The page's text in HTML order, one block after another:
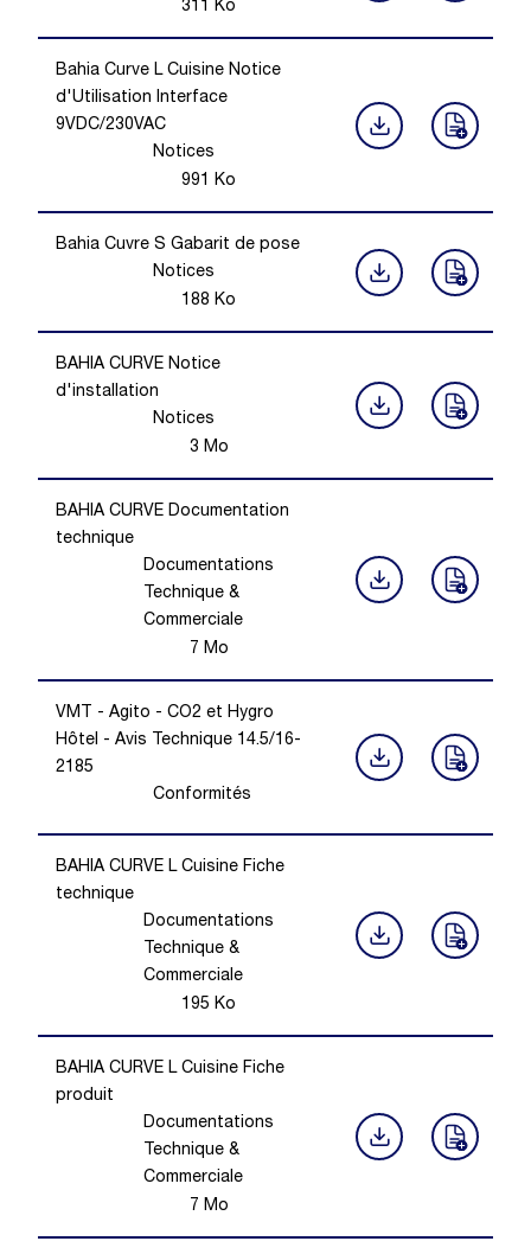
311 Ko
Bahia Curve L Cuisine Notice
d'Utilisation Interface
9VDC/230VAC
Notices
991 Ko
Bahia Cuvre S Gabarit de pose
Notices
188 Ko
BAHIA CURVE Notice
d'installation
Notices
3 Mo
BAHIA CURVE Documentation
technique
Documentations
Technique &
Commerciale
7 Mo
VMT - Agito - CO2 et Hygro
Hôtel - Avis Technique 14.5/16-
2185
Conformités
BAHIA CURVE L Cuisine Fiche
technique
Documentations
Technique &
Commerciale
195 Ko
BAHIA CURVE L Cuisine Fiche
produit
Documentations
Technique &
Commerciale
7 Mo